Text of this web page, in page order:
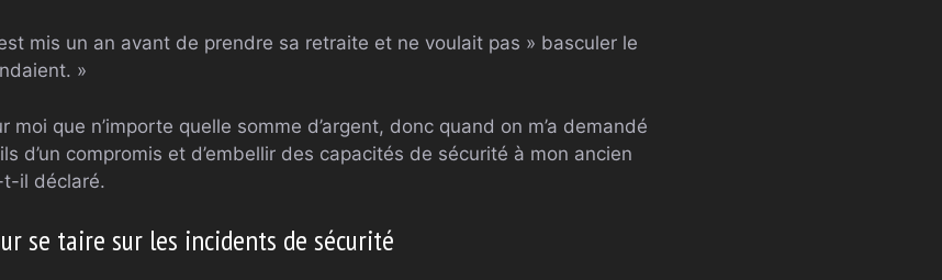
mis un an avant de prendre sa retraite et ne voulait pas » basculer le
»
moi que n’importe quelle somme d’argent, donc quand on m’a demandé
d’un compromis et d’embellir des capacités de sécurité à mon ancien
t-il déclaré.
se taire sur les incidents de sécurité